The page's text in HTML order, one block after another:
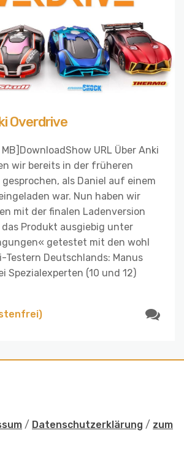
Overdrive
URL Über Anki
wir bereits in der früheren
gesprochen, als Daniel auf einem
war. Nun haben wir
mit der finalen Ladenversion
Produkt ausgiebig unter
getestet mit den wohl
Testern Deutschlands: Manus
Spezialexperten (10 und 12)
/ Datenschutzerklärung / zum